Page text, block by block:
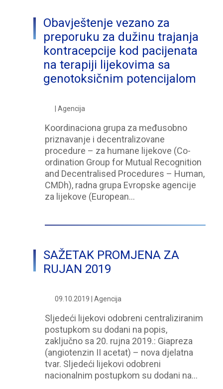
Obavještenje vezano za
preporuku za dužinu trajanja
kontracepcije kod pacijenata
na terapiji lijekovima sa
genotoksičnim potencijalom
| Agencija
Koordinaciona grupa za međusobno
priznavanje i decentralizovane
procedure – za humane lijekove (Co-
ordination Group for Mutual Recognition
and Decentralised Procedures – Human,
CMDh), radna grupa Evropske agencije
za lijekove (European…
SAŽETAK PROMJENA ZA
RUJAN 2019
09.10.2019 | Agencija
Sljedeći lijekovi odobreni centraliziranim
postupkom su dodani na popis,
zaključno sa 20. rujna 2019.: Giapreza
(angiotenzin II acetat) – nova djelatna
tvar. Sljedeći lijekovi odobreni
nacionalnim postupkom su dodani na…